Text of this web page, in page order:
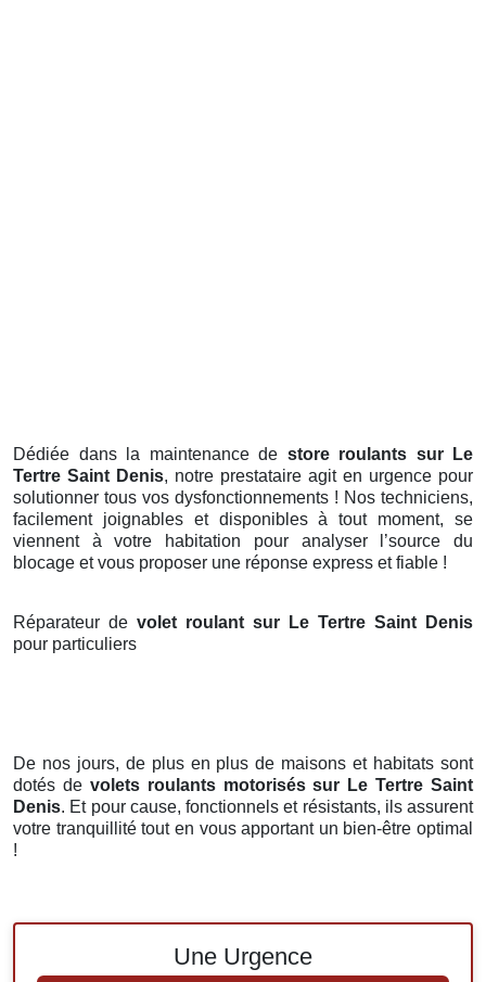
Dédiée dans la maintenance de store roulants sur Le
Tertre Saint Denis, notre prestataire agit en urgence pour
solutionner tous vos dysfonctionnements ! Nos techniciens,
facilement joignables et disponibles à tout moment, se
viennent à votre habitation pour analyser l’source du
blocage et vous proposer une réponse express et fiable !
Réparateur de volet roulant sur Le Tertre Saint Denis
pour particuliers
De nos jours, de plus en plus de maisons et habitats sont
dotés de volets roulants motorisés sur Le Tertre Saint
Denis. Et pour cause, fonctionnels et résistants, ils assurent
votre tranquillité tout en vous apportant un bien-être optimal
!
Une Urgence